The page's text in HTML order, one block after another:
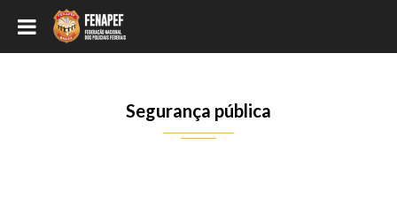
Segurança pública